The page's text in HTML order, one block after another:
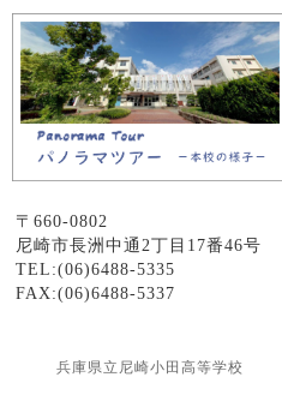
〒660-0802
尼崎市長洲中通2丁目17番46号
TEL:(06)6488-5335
FAX:(06)6488-5337
兵庫県立尼崎小田高等学校